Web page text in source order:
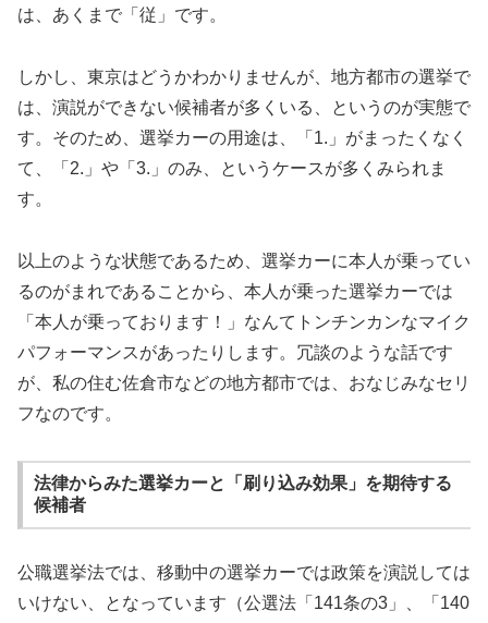
は、あくまで「従」です。
しかし、東京はどうかわかりませんが、地方都市の選挙で
は、演説ができない候補者が多くいる、というのが実態で
す。そのため、選挙カーの用途は、「1.」がまったくなく
て、「2.」や「3.」のみ、というケースが多くみられま
す。
以上のような状態であるため、選挙カーに本人が乗ってい
るのがまれであることから、本人が乗った選挙カーでは
「本人が乗っております！」なんてトンチンカンなマイク
パフォーマンスがあったりします。冗談のような話です
が、私の住む佐倉市などの地方都市では、おなじみなセリ
フなのです。
法律からみた選挙カーと「刷り込み効果」を期待する
候補者
公職選挙法では、移動中の選挙カーでは政策を演説しては
いけない、となっています（公選法「141条の3」、「140